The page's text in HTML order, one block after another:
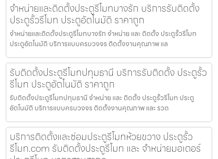
จำหน่ายและติดตั้งประตูรีโมทบางรัก บริการรับติดตั้ง
ประตูรั้วรีโมท ประตูอัตโนมัติ ราคาถูก
จำหน่ายและติดตั้งประตูรีโมทบางรัก จำหน่าย และ ติดตั้ง ประตูรั้วรีโมท
ประตูอัตโนมัติ บริการแบบครบวงจร ติดตั้งงานคุณภาพ แล
รับติดตั้งประตูรีโมทปทุมธานี บริการรับติดตั้ง ประตูรั้ว
รีโมท ประตูอัตโนมัติ ราคาถูก
รับติดตั้งประตูรีโมทปทุมธานี จำหน่าย และ ติดตั้ง ประตูรั้วรีโมท ประตู
อัตโนมัติ บริการแบบครบวงจร ติดตั้งงานคุณภาพ และ รวด
บริการติดตั้งและซ่อมประตูรีโมทห้วยขวาง ประตูรั้ว
รีโมท.com รับติดตั้งประตูรีโมท และ จำหน่ายมอเตอร์